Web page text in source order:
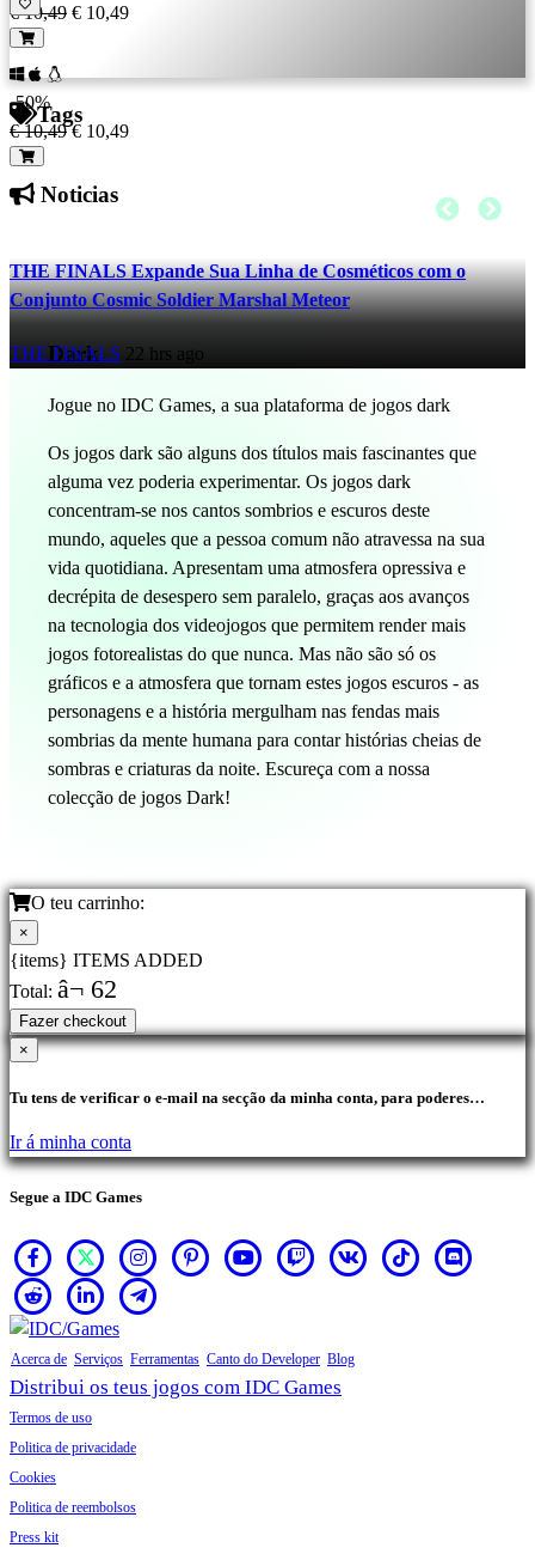
€ 10,49 € 10,49
-50%
€ 10,49 € 10,49
Tags
Noticias
THE FINALS Expande Sua Linha de Cosméticos com o
Conjunto Cosmic Soldier Marshal Meteor
THE FINALS 22 hrs ago
Dark
Jogue no IDC Games, a sua plataforma de jogos dark
Os jogos dark são alguns dos títulos mais fascinantes que
alguma vez poderia experimentar. Os jogos dark
concentram-se nos cantos sombrios e escuros deste
mundo, aqueles que a pessoa comum não atravessa na sua
vida quotidiana. Apresentam uma atmosfera opressiva e
decrépita de desespero sem paralelo, graças aos avanços
na tecnologia dos videojogos que permitem render mais
jogos fotorealistas do que nunca. Mas não são só os
gráficos e a atmosfera que tornam estes jogos escuros - as
personagens e a história mergulham nas fendas mais
sombrias da mente humana para contar histórias cheias de
sombras e criaturas da noite. Escureça com a nossa
colecção de jogos Dark!
O teu carrinho:
×
{items} ITEMS ADDED
Total: â¬ 62
Fazer checkout
×
Tu tens de verificar o e-mail na secção da minha conta, para poderes
Ir á minha conta
Segue a IDC Games
Acerca de Serviços Ferramentas Canto do Developer Blog
Distribui os teus jogos com IDC Games
Termos de uso
Politica de privacidade
Cookies
Politica de reembolsos
Press kit